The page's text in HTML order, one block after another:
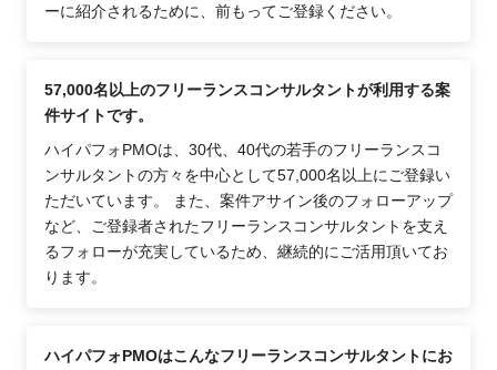
ーに紹介されるために、前もってご登録ください。
57,000名以上のフリーランスコンサルタントが利用する案
件サイトです。
ハイパフォPMOは、30代、40代の若手のフリーランスコ
ンサルタントの方々を中心として57,000名以上にご登録い
ただいています。 また、案件アサイン後のフォローアップ
など、ご登録者されたフリーランスコンサルタントを支え
るフォローが充実しているため、継続的にご活用頂いてお
ります。
ハイパフォPMOはこんなフリーランスコンサルタントにお